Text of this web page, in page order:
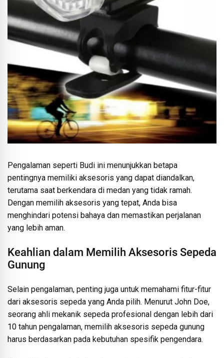
Pengalaman seperti Budi ini menunjukkan betapa
pentingnya memiliki aksesoris yang dapat diandalkan,
terutama saat berkendara di medan yang tidak ramah.
Dengan memilih aksesoris yang tepat, Anda bisa
menghindari potensi bahaya dan memastikan perjalanan
yang lebih aman.
Keahlian dalam Memilih Aksesoris Sepeda
Gunung
Selain pengalaman, penting juga untuk memahami fitur-fitur
dari aksesoris sepeda yang Anda pilih. Menurut John Doe,
seorang ahli mekanik sepeda profesional dengan lebih dari
10 tahun pengalaman, memilih aksesoris sepeda gunung
harus berdasarkan pada kebutuhan spesifik pengendara.